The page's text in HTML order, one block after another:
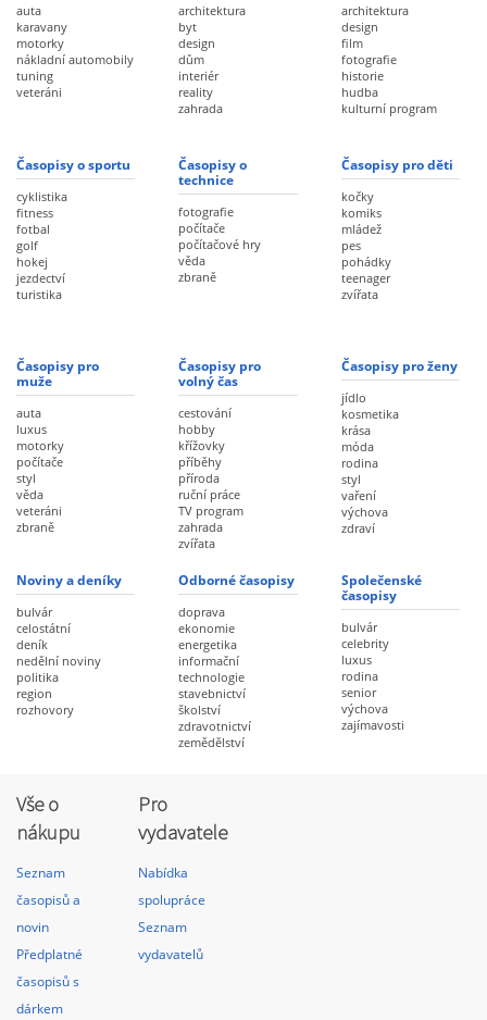
auta
karavany
motorky
nákladní automobily
tuning
veteráni
architektura
byt
design
dům
interiér
reality
zahrada
architektura
design
film
fotografie
historie
hudba
kulturní program
Časopisy o sportu
cyklistika
fitness
fotbal
golf
hokej
jezdectví
turistika
Časopisy o
technice
fotografie
počítače
počítačové hry
věda
zbraně
Časopisy pro děti
kočky
komiks
mládež
pes
pohádky
teenager
zvířata
Časopisy pro
muže
auta
luxus
motorky
počítače
styl
věda
veteráni
zbraně
Časopisy pro
volný čas
cestování
hobby
křížovky
příběhy
příroda
ruční práce
TV program
zahrada
zvířata
Časopisy pro ženy
jídlo
kosmetika
krása
móda
rodina
styl
vaření
výchova
zdraví
Noviny a deníky
bulvár
celostátní
deník
nedělní noviny
politika
region
rozhovory
Odborné časopisy
doprava
ekonomie
energetika
informační
technologie
stavebnictví
školství
zdravotnictví
zemědělství
Společenské
časopisy
bulvár
celebrity
luxus
rodina
senior
výchova
zajímavosti
Vše o
nákupu
Seznam
časopisů a
novin
Předplatné
časopisů s
dárkem
Pro
vydavatele
Nabídka
spolupráce
Seznam
vydavatelů